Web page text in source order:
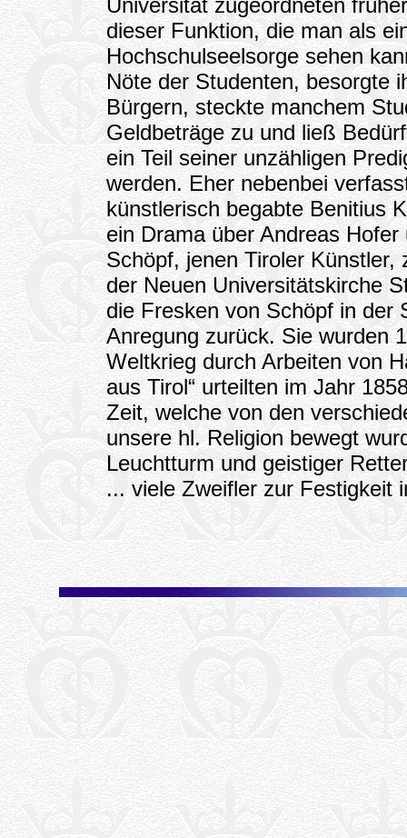
Universität zugeordneten
dieser Funktion, die man als
Hochschulseelsorge sehen
Nöte der Studenten, besorgte
Bürgern, steckte manchem
Geldbeträge zu und ließ
ein Teil seiner unzähligen
werden. Eher nebenbei
künstlerisch begabte Benitius
ein Drama über Andreas
Schöpf, jenen Tiroler
der Neuen Universitätskirche
die Fresken von Schöpf in der
Anregung zurück. Sie wurden
Weltkrieg durch Arbeiten von
aus Tirol“ urteilten im Jahr
Zeit, welche von den
unsere hl. Religion bewegt
Leuchtturm und geistiger
... viele Zweifler zur Festigkeit